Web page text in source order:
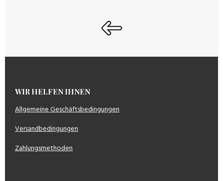
WIR HELFEN IHNEN
Allgemeine Geschäftsbedingungen
Versandbedingungen
Zahlungsmethoden